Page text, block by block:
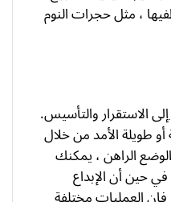
، مثل حجرات النوم
إلى الاستقرار والتأسيس.
أو طويلة الأمد من خلال
الراهن ، يمكنك
حين أن الإبداع